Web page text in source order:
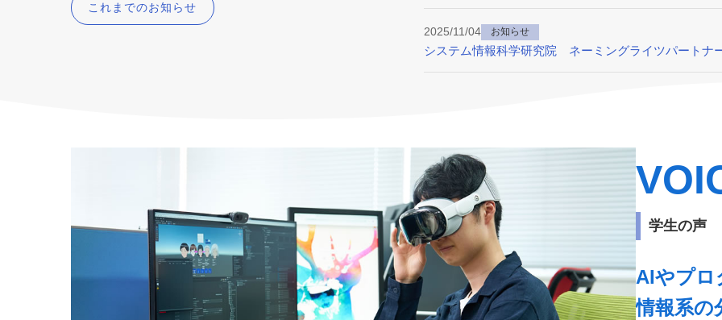
これまでのお知らせ
2025/11/04 お知らせ
システム情報科学研究院 ネーミングライツパートナ
学生の声
AIやプロ
情報系の